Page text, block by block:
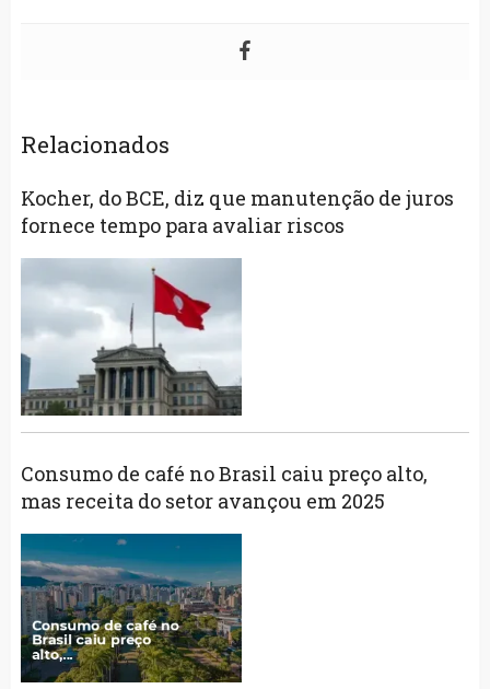
Relacionados
Kocher, do BCE, diz que manutenção de juros
fornece tempo para avaliar riscos
Consumo de café no Brasil caiu preço alto,
mas receita do setor avançou em 2025